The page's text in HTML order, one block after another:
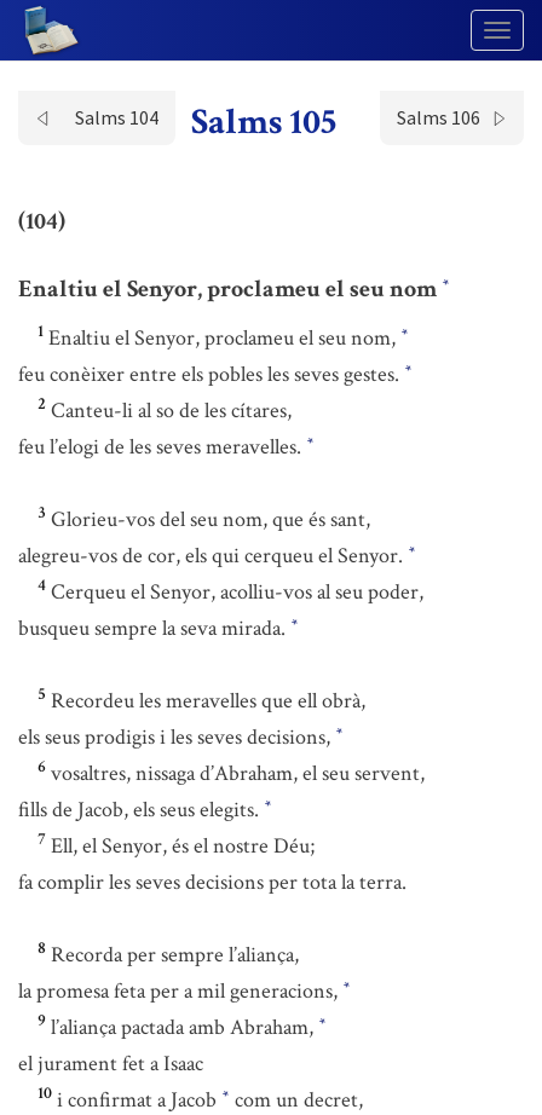
Salms 104 Salms 105 Salms 106
(104)
Enaltiu el Senyor, proclameu el seu nom *
1 Enaltiu el Senyor, proclameu el seu nom, *
feu conèixer entre els pobles les seves gestes. *
2 Canteu-li al so de les cítares,
feu l’elogi de les seves meravelles. *
3 Glorieu-vos del seu nom, que és sant,
alegreu-vos de cor, els qui cerqueu el Senyor. *
4 Cerqueu el Senyor, acolliu-vos al seu poder,
busqueu sempre la seva mirada. *
5 Recordeu les meravelles que ell obrà,
els seus prodigis i les seves decisions, *
6 vosaltres, nissaga d’Abraham, el seu servent,
fills de Jacob, els seus elegits. *
7 Ell, el Senyor, és el nostre Déu;
fa complir les seves decisions per tota la terra.
8 Recorda per sempre l’aliança,
la promesa feta per a mil generacions, *
9 l’aliança pactada amb Abraham, *
el jurament fet a Isaac
10 i confirmat a Jacob * com un decret,